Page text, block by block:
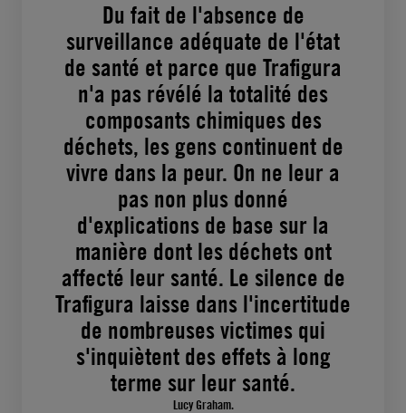
Du fait de l'absence de
surveillance adéquate de l'état
de santé et parce que Trafigura
n'a pas révélé la totalité des
composants chimiques des
déchets, les gens continuent de
vivre dans la peur. On ne leur a
pas non plus donné
d'explications de base sur la
manière dont les déchets ont
affecté leur santé. Le silence de
Trafigura laisse dans l'incertitude
de nombreuses victimes qui
s'inquiètent des effets à long
terme sur leur santé.
Lucy Graham.